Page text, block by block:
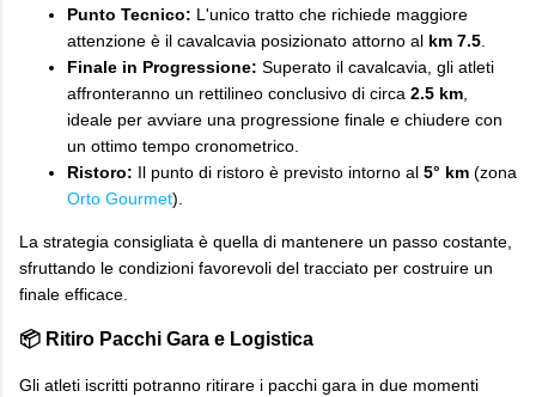
Punto Tecnico: L'unico tratto che richiede maggiore
attenzione è il cavalcavia posizionato attorno al km 7.5
Finale in Progressione: Superato il cavalcavia, gli atleti
affronteranno un rettilineo conclusivo di circa 2.5 km
ideale per avviare una progressione finale e chiudere con
un ottimo tempo cronometrico.
Ristoro: Il punto di ristoro è previsto intorno al 5° km (zona
Orto Gourmet).
​La strategia consigliata è quella di mantenere un passo costante,
sfruttando le condizioni favorevoli del tracciato per costruire un
finale efficace.
​📦 Ritiro Pacchi Gara e Logistica
​Gli atleti iscritti potranno ritirare i pacchi gara in due momenti